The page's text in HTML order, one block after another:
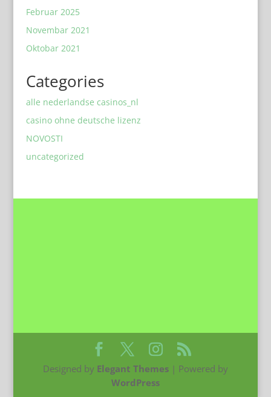
Februar 2025
Novembar 2021
Oktobar 2021
Categories
alle nederlandse casinos_nl
casino ohne deutsche lizenz
NOVOSTI
uncategorized
Designed by Elegant Themes| Powered by
WordPress